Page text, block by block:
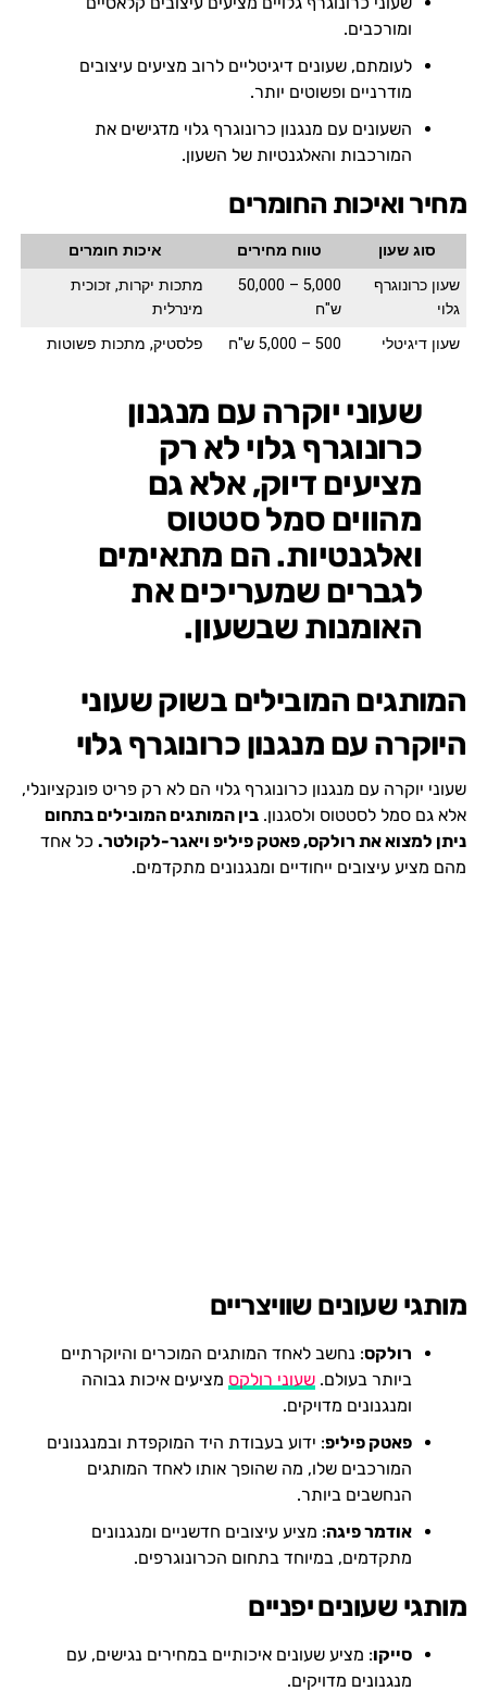
ומורכבים.
לעומתם, שעונים דיגיטליים לרוב מציעים עיצובים
מודרניים ופשוטים יותר.
השעונים עם מנגנון כרונוגרף גלוי מדגישים את
המורכבות והאלגנטיות של השעון.
מחיר ואיכות החומרים
סוג שעון טווח מחירים
איכות חומרים
שעון כרונוגרף
גלוי
5,000 – 50,000
ש"ח
מתכות יקרות, זכוכית
מינרלית
שעון דיגיטלי
500 – 5,000 ש"ח פלסטיק, מתכות פשוטות
שעוני יוקרה עם מנגנון
כרונוגרף גלוי לא רק
מציעים דיוק, אלא גם
מהווים סמל סטטוס
ואלגנטיות. הם מתאימים
לגברים שמעריכים את
האומנות שבשעון.
המותגים המובילים בשוק שעוני
היוקרה עם מנגנון כרונוגרף גלוי
שעוני יוקרה עם מנגנון כרונוגרף גלוי הם לא רק פריט פונקציונלי,
אלא גם סמל לסטטוס ולסגנון. בין המותגים המובילים בתחום
ניתן למצוא את רולקס, פאטק פיליפ ויאגר-לקולטר.כל אחד
מהם מציע עיצובים ייחודיים ומנגנונים מתקדמים.
מותגי שעונים שוויצריים
רולקס: נחשב לאחד המותגים המוכרים והיוקרתיים
ביותר בעולם. שעוני רולקס מציעים איכות גבוהה
ומנגנונים מדויקים.
פאטק פיליפ: ידוע בעבודת היד המוקפדת ובמנגנונים
המורכבים שלו, מה שהופך אותו לאחד המותגים
הנחשבים ביותר.
אודמר פיגה: מציע עיצובים חדשניים ומנגנונים
מתקדמים, במיוחד בתחום הכרונוגרפים.
מותגי שעונים יפניים
סייקו: מציע שעונים איכותיים במחירים נגישים, עם
מנגנונים מדויקים.